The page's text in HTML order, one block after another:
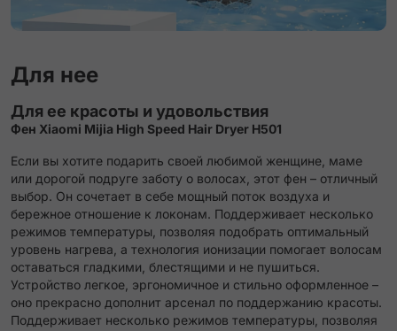
Для нее
Для ее красоты и удовольствия
Фен Xiaomi Mijia High Speed Hair Dryer H501
Если вы хотите подарить своей любимой женщине, маме
или дорогой подруге заботу о волосах, этот фен – отличный
выбор. Он сочетает в себе мощный поток воздуха и
бережное отношение к локонам. Поддерживает несколько
режимов температуры, позволяя подобрать оптимальный
уровень нагрева, а технология ионизации помогает волосам
оставаться гладкими, блестящими и не пушиться.
Устройство легкое, эргономичное и стильно оформленное –
оно прекрасно дополнит арсенал по поддержанию красоты.
Поддерживает несколько режимов температуры, позволяя